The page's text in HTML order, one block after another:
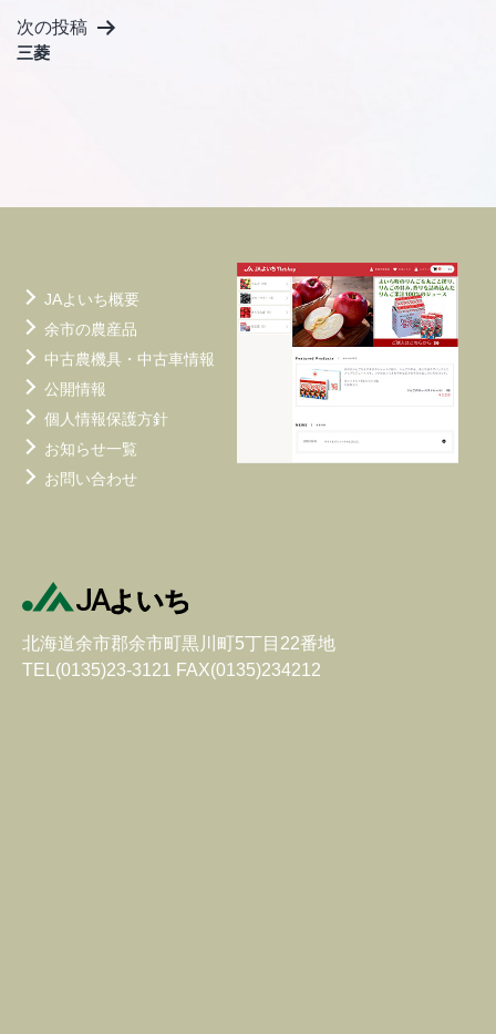
ナ
ビ
ョ
次の投稿
三菱
JAよいち概要
余市の農産品
中古農機具・中古車情報
公開情報
個人情報保護方針
お知らせ一覧
お問い合わせ
北海道余市郡余市町黒川町5丁目22番地
TEL(0135)23-3121 FAX(0135)234212